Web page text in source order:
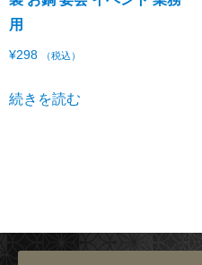
用
¥298 （税込）
続きを読む